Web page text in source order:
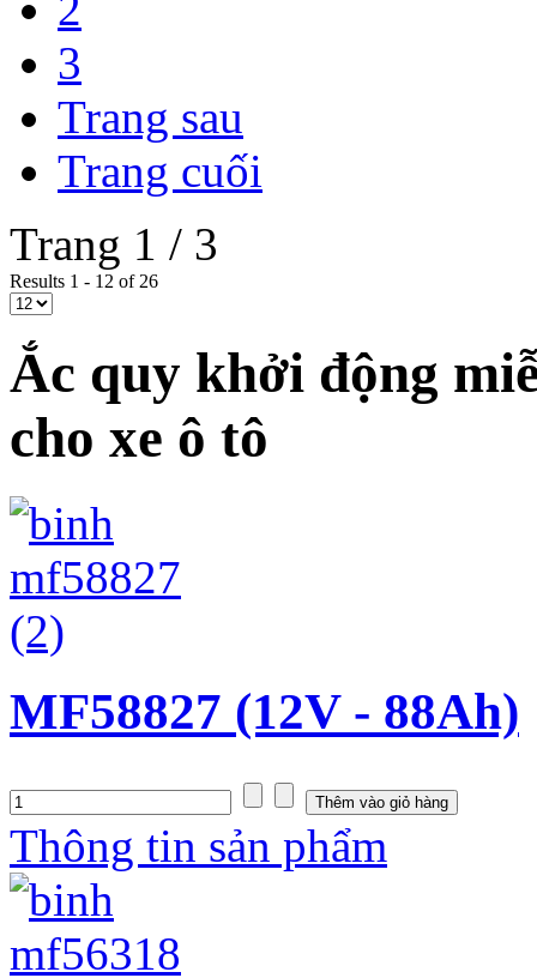
3
Trang sau
Trang cuối
Trang 1 / 3
Results 1 - 12 of 26
Ắc quy khởi động
cho xe ô tô
MF58827 (12V - 88Ah)
Thông tin sản phẩm